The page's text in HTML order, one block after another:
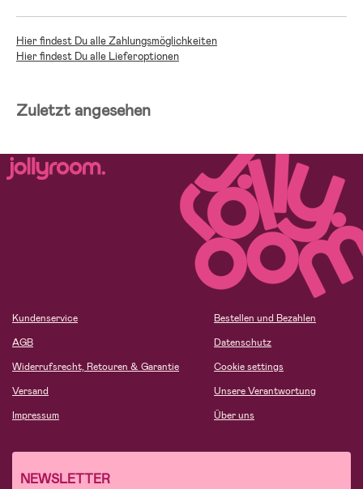
Hier findest Du alle Zahlungsmöglichkeiten
Hier findest Du alle Lieferoptionen
Zuletzt angesehen
Kundenservice
AGB
Widerrufsrecht, Retouren & Garantie
Versand
Impressum
Bestellen und Bezahlen
Datenschutz
Cookie settings
Unsere Verantwortung
Über uns
NEWSLETTER